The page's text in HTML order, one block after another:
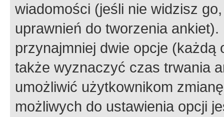
wiadomości (jeśli nie widzisz
uprawnień do tworzenia
przynajmniej dwie opcje
także wyznaczyć czas trwania
umożliwić użytkownikom
możliwych do ustawienia opcji